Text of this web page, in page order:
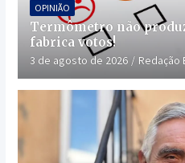
OPINIÃO
Termômetro não
fabrica votos!
3 de agosto de 2026 Redação